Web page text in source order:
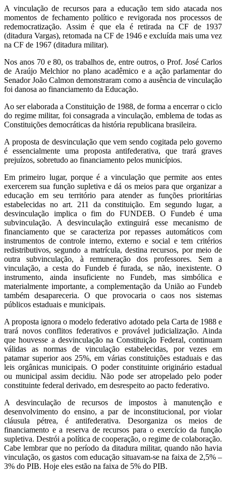
A vinculação de recursos para a educação tem sido atacada nos
momentos de fechamento político e revigorada nos processos de
redemocratização. Assim é que ela é retirada na CF de 1937
(ditadura Vargas), retomada na CF de 1946 e excluída mais uma vez
na CF de 1967 (ditadura militar).
Nos anos 70 e 80, os trabalhos de, entre outros, o Prof. José Carlos
de Araújo Melchior no plano acadêmico e a ação parlamentar do
Senador João Calmon demonstraram como a ausência de vinculação
foi danosa ao financiamento da Educação.
Ao ser elaborada a Constituição de 1988, de forma a encerrar o ciclo
do regime militar, foi consagrada a vinculação, emblema de todas as
Constituições democráticas da história republicana brasileira.
A proposta de desvinculação que vem sendo cogitada pelo governo
é essencialmente uma proposta antifederativa, que trará graves
prejuízos, sobretudo ao financiamento pelos municípios.
Em primeiro lugar, porque é a vinculação que permite aos entes
exercerem sua função supletiva e dá os meios para que organizar a
educação em seu território para atender as funções prioritárias
estabelecidas no art. 211 da constituição. Em segundo lugar, a
desvinculação implica o fim do FUNDEB. O Fundeb é uma
subvinculação. A desvinculação extinguirá esse mecanismo de
financiamento que se caracteriza por repasses automáticos com
instrumentos de controle interno, externo e social e tem critérios
redistributivos, segundo a matrícula, destina recursos, por meio de
outra subvinculação, à remuneração dos professores. Sem a
vinculação, a cesta do Fundeb é furada, se não, inexistente. O
instrumento, ainda insuficiente no Fundeb, mas simbólica e
materialmente importante, a complementação da União ao Fundeb
também desapareceria. O que provocaria o caos nos sistemas
públicos estaduais e municipais.
A proposta ignora o modelo federativo adotado pela Carta de 1988 e
trará novos conflitos federativos e provável judicialização. Ainda
que houvesse a desvinculação na Constituição Federal, continuam
válidas as normas de vinculação estabelecidas, por vezes em
patamar superior aos 25%, em várias constituições estaduais e das
leis orgânicas municipais. O poder constituinte originário estadual
ou municipal assim decidiu. Não pode ser atropelado pelo poder
constituinte federal derivado, em desrespeito ao pacto federativo.
A desvinculação de recursos de impostos à manutenção e
desenvolvimento do ensino, a par de inconstitucional, por violar
cláusula pétrea, é antifederativa. Desorganiza os meios de
financiamento e a reserva de recursos para o exercício da função
supletiva. Destrói a política de cooperação, o regime de colaboração.
Cabe lembrar que no período da ditadura militar, quando não havia
vinculação, os gastos com educação situavam-se na faixa de 2,5% –
3% do PIB. Hoje eles estão na faixa de 5% do PIB.